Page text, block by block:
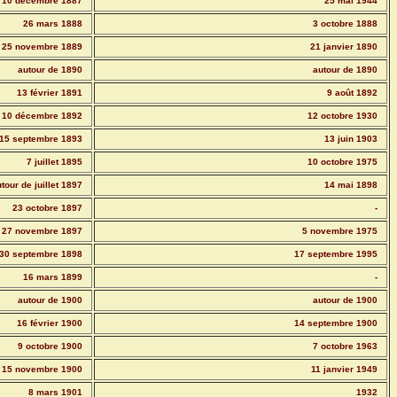
26 mars 1888 3 octobre 1888
25 novembre 1889 21 janvier 1890
autour de 1890 autour de 1890
13 février 1891 9 août 1892
10 décembre 1892 12 octobre 1930
15 septembre 1893 13 juin 1903
7 juillet 1895 10 octobre 1975
de juillet 1897 14 mai 1898
23 octobre 1897 -
27 novembre 1897 5 novembre 1975
30 septembre 1898 17 septembre 1995
16 mars 1899 -
autour de 1900 autour de 1900
16 février 1900 14 septembre 1900
9 octobre 1900 7 octobre 1963
15 novembre 1900 11 janvier 1949
8 mars 1901 1932